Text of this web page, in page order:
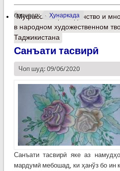
барчасп: Ҳунаркада
Муфассалтаро Единство и
в народном художественном
Таджикистана
Санъати тасвирӣ
Чоп шуд: 09/06/2020
Санъати тасвирӣ яке аз
мардумӣ мебошад, ки ҳанўз бо ин